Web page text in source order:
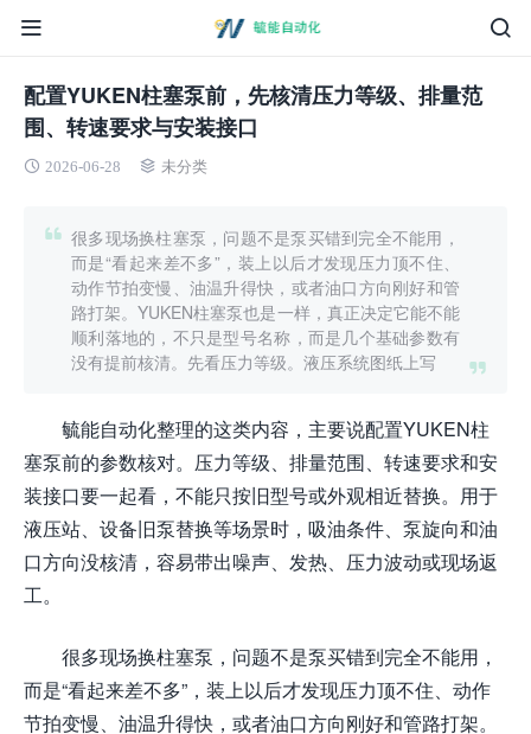
配置YUKEN柱塞泵前，先核清压力等级、排量范
围、转速要求与安装接口
2026-06-28 未分类
很多现场换柱塞泵，问题不是泵买错到完全不能用，
而是“看起来差不多”，装上以后才发现压力顶不住、
动作节拍变慢、油温升得快，或者油口方向刚好和管
路打架。YUKEN柱塞泵也是一样，真正决定它能不能
顺利落地的，不只是型号名称，而是几个基础参数有
没有提前核清。先看压力等级。液压系统图纸上写
毓能自动化整理的这类内容，主要说配置YUKEN柱
塞泵前的参数核对。压力等级、排量范围、转速要求和安
装接口要一起看，不能只按旧型号或外观相近替换。用于
液压站、设备旧泵替换等场景时，吸油条件、泵旋向和油
口方向没核清，容易带出噪声、发热、压力波动或现场返
工。
很多现场换柱塞泵，问题不是泵买错到完全不能用，
而是“看起来差不多”，装上以后才发现压力顶不住、动作
节拍变慢、油温升得快，或者油口方向刚好和管路打架。